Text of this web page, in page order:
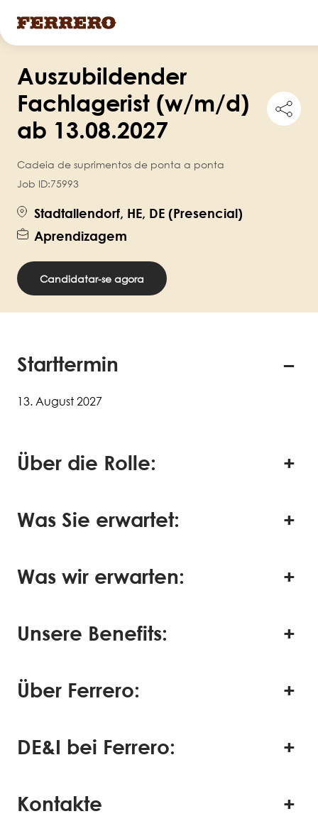
para
conteúdo
principal
Auszubildender
Fachlagerist (w/m/d)
ab 13.08.2027
this
Cadeia de suprimentos de ponta a ponta
Job ID:75993
Stadtallendorf, HE, DE (Presencial)
Aprendizagem
Candidatar-se agora
Starttermin
13. August 2027
Über die Rolle:
Was Sie erwartet:
Was wir erwarten:
Unsere Benefits:
Über Ferrero:
DE&I bei Ferrero:
Kontakte